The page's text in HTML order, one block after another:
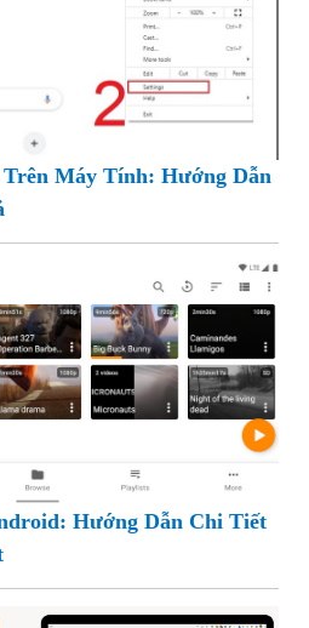
Máy Tính: Hướng Dẫn
Hướng Dẫn Chi Tiết